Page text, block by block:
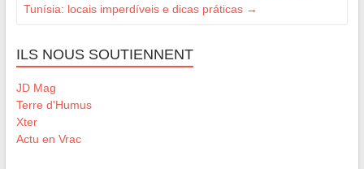
Tunísia: locais imperdíveis e dicas práticas →
ILS NOUS SOUTIENNENT
JD Mag
Terre d'Humus
Xter
Actu en Vrac